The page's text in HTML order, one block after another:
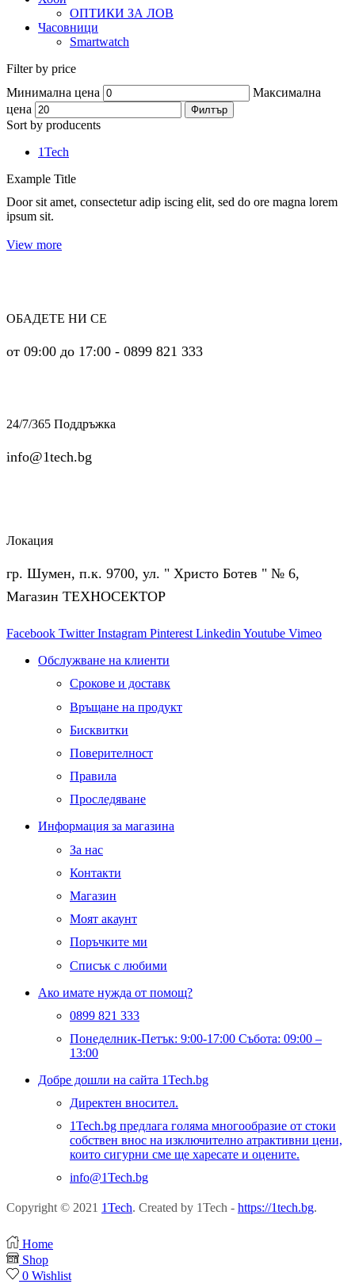
ОПТИКИ ЗА ЛОВ
Часовници
Smartwatch
Filter by price
Минимална цена
Максимална
цена
Филтър
Sort by producents
1Tech
Example Title
Door sit amet, consectetur adip iscing elit, sed do ore magna lorem
ipsum sit.
View more
ОБАДЕТЕ НИ СЕ
от 09:00 до 17:00 - 0899 821 333
24/7/365 Поддръжка
info@1tech.bg
Локация
гр. Шумен, п.к. 9700, ул. " Христо Ботев " № 6,
Магазин ТЕХНОСЕКТОР
Facebook Twitter Instagram Pinterest Linkedin Youtube Vimeo
Обслужване на клиенти
Срокове и доставк
Връщане на продукт
Бисквитки
Поверителност
Правила
Проследяване
Информация за магазина
За нас
Контакти
Магазин
Моят акаунт
Поръчките ми
Списък с любими
Ако имате нужда от помощ?
0899 821 333
Понеделник-Петък: 9:00-17:00 Събота: 09:00 –
13:00
Добре дошли на сайта 1Tech.bg
Директен вносител.
1Tech.bg предлага голяма многообразие от стоки
собствен внос на изключително атрактивни цени,
които сигурни сме ще харесате и оцените.
info@1Tech.bg
Copyright © 2021 1Tech. Created by 1Tech - https://1tech.bg.
Home
Shop
0 Wishlist